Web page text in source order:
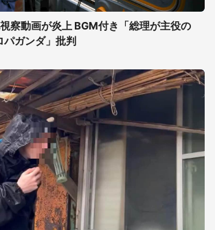
察動画が炎上 BGM付き「総理が主役の
パガンダ」批判